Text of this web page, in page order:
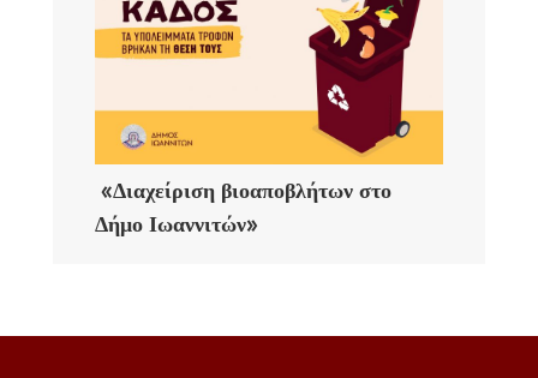
«Διαχείριση βιοαποβλήτων στο
Δήμο Ιωαννιτών»